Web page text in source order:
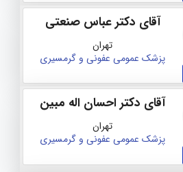
آقای دکتر عباس صنعتی
تهران
پزشک عمومی عفونی و گرمسیری
آقای دکتر احسان اله مبین
تهران
پزشک عمومی عفونی و گرمسیری